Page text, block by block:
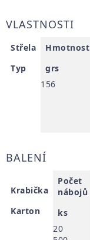
VLASTNOSTI
Střela
Typ
Hmotnost
grs
156
BALENÍ
Krabička
Karton
Počet
nábojů
ks
20